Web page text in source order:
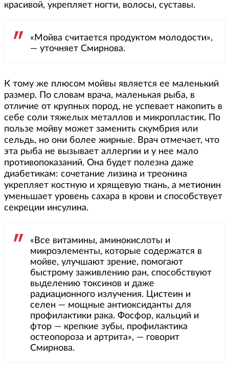
красивой, укрепляет ногти, волосы, суставы.
«Мойва считается продуктом молодости»,
— уточняет Смирнова.
К тому же плюсом мойвы является ее маленький
размер. По словам врача, маленькая рыба, в
отличие от крупных пород, не успевает накопить в
себе соли тяжелых металлов и микропластик. По
пользе мойву может заменить скумбрия или
сельдь, но они более жирные. Врач отмечает, что
эта рыба не вызывает аллергии и у нее мало
противопоказаний. Она будет полезна даже
диабетикам: сочетание лизина и треонина
укрепляет костную и хрящевую ткань, а метионин
уменьшает уровень сахара в крови и способствует
секреции инсулина.
«Все витамины, аминокислоты и
микроэлементы, которые содержатся в
мойве, улучшают зрение, помогают
быстрому заживлению ран, способствуют
выделению токсинов и даже
радиационного излучения. Цистеин и
селен — мощные антиоксиданты для
профилактики рака. Фосфор, кальций и
фтор — крепкие зубы, профилактика
остеопороза и артрита», — говорит
Смирнова.